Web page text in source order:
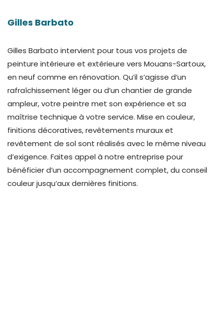
Gilles Barbato
Gilles Barbato intervient pour tous vos projets de
peinture intérieure et extérieure vers Mouans-Sartoux,
en neuf comme en rénovation. Qu’il s’agisse d’un
rafraîchissement léger ou d’un chantier de grande
ampleur, votre peintre met son expérience et sa
maîtrise technique à votre service. Mise en couleur,
finitions décoratives, revêtements muraux et
revêtement de sol sont réalisés avec le même niveau
d’exigence. Faites appel à notre entreprise pour
bénéficier d’un accompagnement complet, du conseil
couleur jusqu’aux dernières finitions.